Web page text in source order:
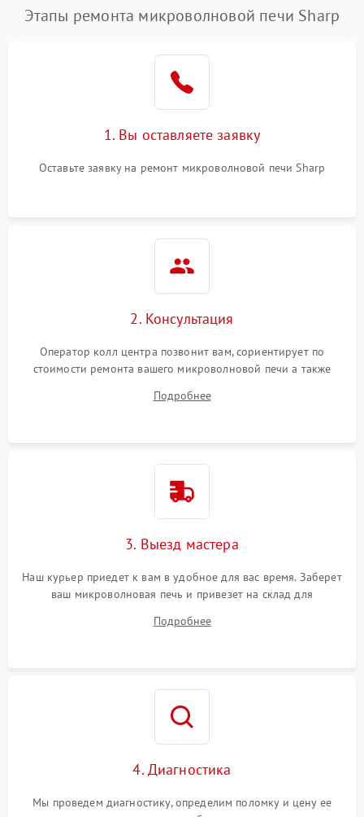
Подробнее →
2200 ₽
Не работают сенсорные
1000 ₽
Этапы ремонта микроволновой печи Sharp
1. Вы оставляете заявку
Оставьте заявку на ремонт микроволновой печи Sharp
2. Консультация
Оператор колл центра позвонит вам, сориентирует по
стоимости ремонта вашего микроволновой печи а также
Подробнее
3. Выезд мастера
Наш курьер приедет к вам в удобное для вас время. Заберет
ваш микроволновая печь и привезет на склад для
Подробнее
4. Диагностика
Мы проведем диагностику, определим поломку и цену ее